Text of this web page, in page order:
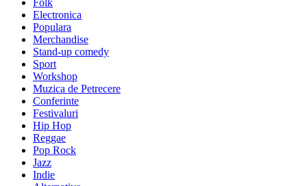
Folk
Electronica
Populara
Merchandise
Stand-up comedy
Sport
Workshop
Muzica de Petrecere
Conferinte
Festivaluri
Hip Hop
Reggae
Pop Rock
Jazz
Indie